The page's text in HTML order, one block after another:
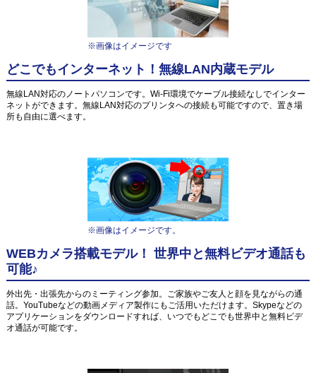
※画像はイメージです
どこでもインターネット！無線LAN内蔵モデル
無線LAN対応のノートパソコンです。Wi-Fi環境でケーブル接続なしでインター
ネットができます。無線LAN対応のプリンタへの接続も可能ですので、置き場
所も自由に選べます。
※画像はイメージです。
WEBカメラ搭載モデル！ 世界中と無料ビデオ通話も
可能♪
外出先・出張先からのミーティング参加。ご家族やご友人と顔を見ながらの通
話。YouTubeなどの動画メディア製作にもご活用いただけます。Skypeなどの
アプリケーションをダウンロードすれば、いつでもどこでも世界中と無料ビデ
オ通話が可能です。